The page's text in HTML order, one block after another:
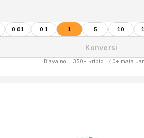
0.01 0.1 1 5 10
Konversi
Biaya nol · 350+ kripto · 40+ mata